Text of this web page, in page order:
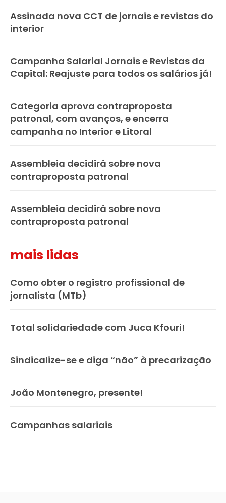
Assinada nova CCT de jornais e revistas do
interior
Campanha Salarial Jornais e Revistas da
Capital: Reajuste para todos os salários já!
Categoria aprova contraproposta
patronal, com avanços, e encerra
campanha no Interior e Litoral
Assembleia decidirá sobre nova
contraproposta patronal
Assembleia decidirá sobre nova
contraproposta patronal
mais lidas
Como obter o registro profissional de
jornalista (MTb)
Total solidariedade com Juca Kfouri!
Sindicalize-se e diga “não” à precarização
João Montenegro, presente!
Campanhas salariais